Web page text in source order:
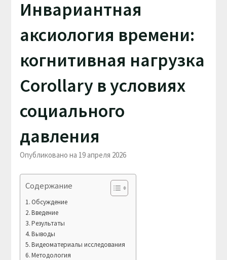
Инвариантная
аксиология времени:
когнитивная нагрузка
Corollary в условиях
социального
давления
Опубликовано на 19 апреля 2026
Содержание
Обсуждение
Введение
Результаты
Выводы
Видеоматериалы исследования
Методология